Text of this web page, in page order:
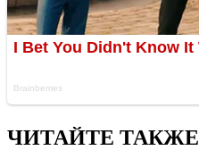
ЧИТАЙТЕ ТАКЖЕ